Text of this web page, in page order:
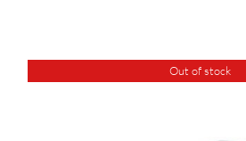
Out of stock